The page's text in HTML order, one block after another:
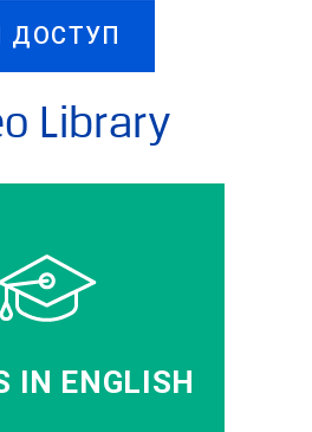
ДОСТУП
Library
IN ENGLISH